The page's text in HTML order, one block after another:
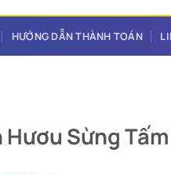
HƯỚNG DẪN THÀNH TOÁN
Hươu Sừng